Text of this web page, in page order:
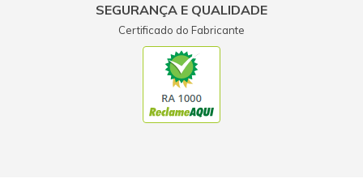
SEGURANÇA E QUALIDADE
Certificado do Fabricante